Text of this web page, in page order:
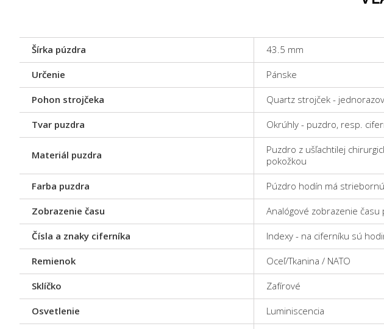
Šírka púzdra 43.5 mm
Určenie Pánske
Pohon strojčeka Quartz strojček -
Tvar puzdra Okrúhly - puzdro, resp.
Materiál puzdra
Puzdro z ušľachtilej
pokožkou
Farba puzdra Púzdro hodín má
Zobrazenie času Analógové zobrazenie
Čísla a znaky ciferníka Indexy - na ciferníku sú
Remienok Oceľ/Tkanina / NATO
Sklíčko Zafírové
Osvetlenie Luminiscencia